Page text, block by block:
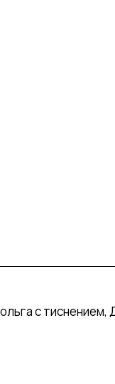
с тиснением,